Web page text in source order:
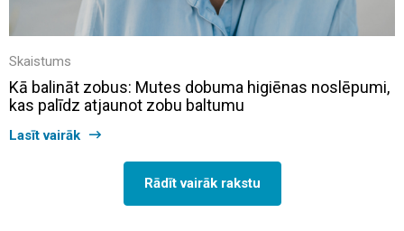
Skaistums
Kā balināt zobus: Mutes dobuma higiēnas noslēpumi,
kas palīdz atjaunot zobu baltumu
Lasīt vairāk
Rādīt vairāk rakstu